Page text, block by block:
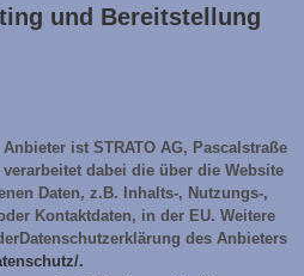
Bereitstellung
ist STRATO AG, Pascalstraße
dabei die über die Website
Daten, z.B. Inhalts-, Nutzungs-,
Kontaktdaten, in der EU. Weitere
des Anbieters
.